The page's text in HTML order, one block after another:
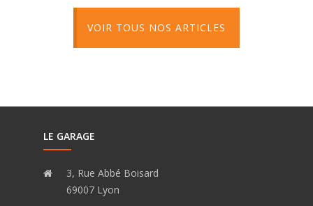
VOIR TOUS NOS ARTICLES
LE GARAGE
3, Rue Abbé Boisard
69007 Lyon